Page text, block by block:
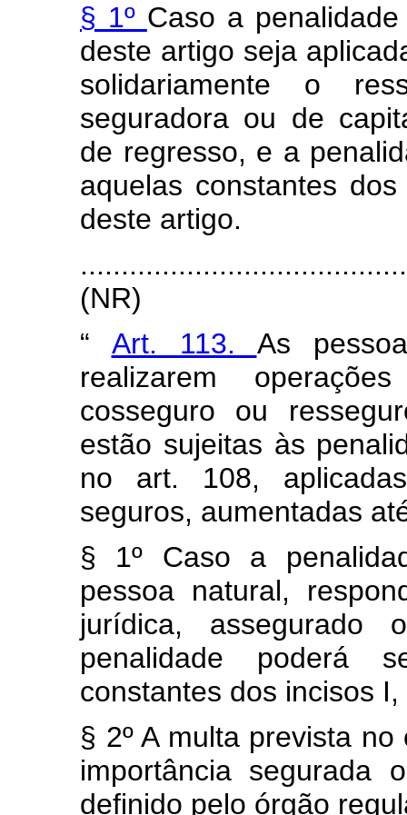
§ 1º Caso a
deste artigo seja
solidariamente o
seguradora ou de
de regresso, e a
aquelas constantes
deste artigo.
(NR)
“ Art. 113. As
realizarem
cosseguro ou
estão sujeitas às
no art. 108,
seguros, aumentadas
§ 1º Caso a
pessoa natural,
jurídica,
penalidade poderá
constantes dos incisos
§ 2º A multa prevista no
importância segurada
definido pelo órgão